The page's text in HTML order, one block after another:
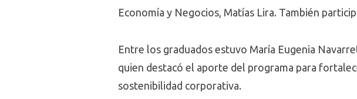
Economía y Negocios, Matías Lira. También
Entre los graduados estuvo María Eugenia
quien destacó el aporte del programa para
sostenibilidad corporativa.